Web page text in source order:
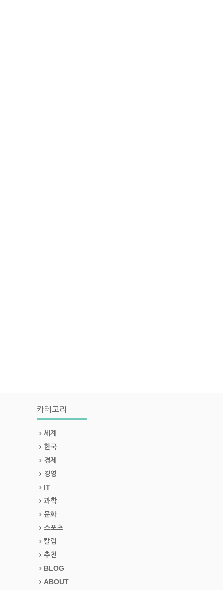
카테고리
세계
한국
경제
경영
IT
과학
문화
스포츠
칼럼
추천
BLOG
ABOUT